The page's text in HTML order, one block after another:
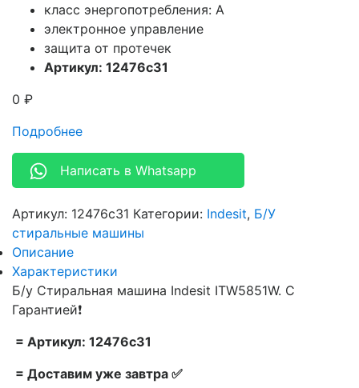
класс энергопотребления: A
электронное управление
защита от протечек
Артикул: 12476c31
0 ₽
Подробнее
Написать в Whatsapp
Артикул: 12476c31 Категории: Indesit, Б/У
стиральные машины
Описание
Характеристики
Б/у Стиральная машина Indesit ITW5851W. С
Гарантией❗
= Артикул: 12476c31
= Доставим уже завтра ✅